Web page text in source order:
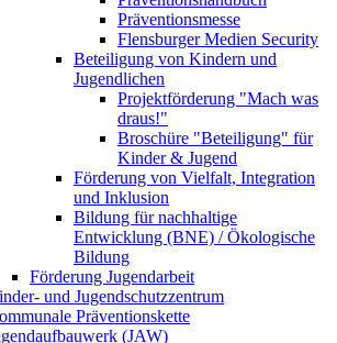
Präventionsmesse
Flensburger Medien Security
Beteiligung von Kindern und
Jugendlichen
Projektförderung "Mach was
draus!"
Broschüre "Beteiligung" für
Kinder & Jugend
Förderung von Vielfalt, Integration
und Inklusion
Bildung für nachhaltige
Entwicklung (BNE) / Ökologische
Bildung
Förderung Jugendarbeit
und Jugendschutzzentrum
Präventionskette
(JAW)